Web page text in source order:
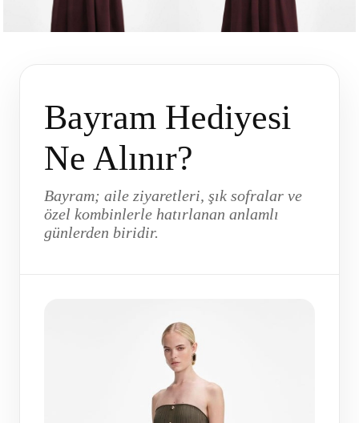
Bayram Hediyesi
Ne Alınır?
Bayram; aile ziyaretleri, şık sofralar ve
özel kombinlerle hatırlanan anlamlı
günlerden biridir.